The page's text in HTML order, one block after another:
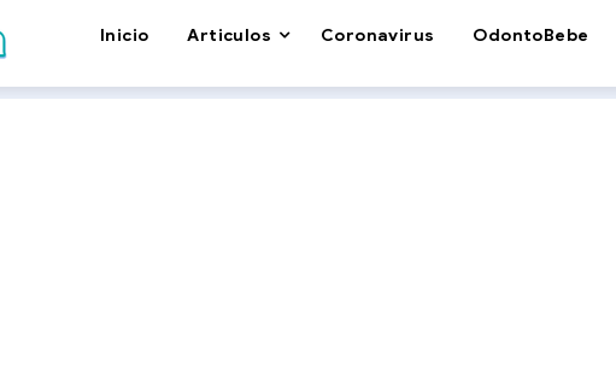
Inicio Articulos Coronavirus OdontoBebe